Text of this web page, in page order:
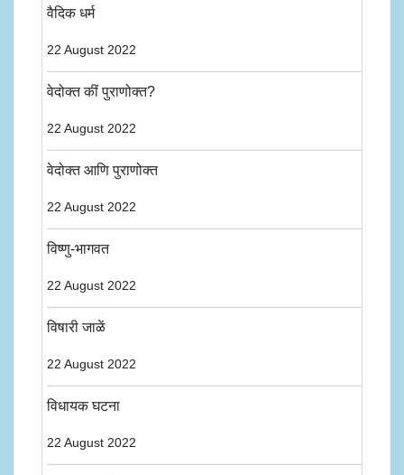
वैदिक धर्म
22 August 2022
वेदोक्त कीं पुराणोक्त?
22 August 2022
वेदोक्त आणि पुराणोक्त
22 August 2022
विष्णु-भागवत
22 August 2022
विषारी जाळें
22 August 2022
विधायक घटना
22 August 2022